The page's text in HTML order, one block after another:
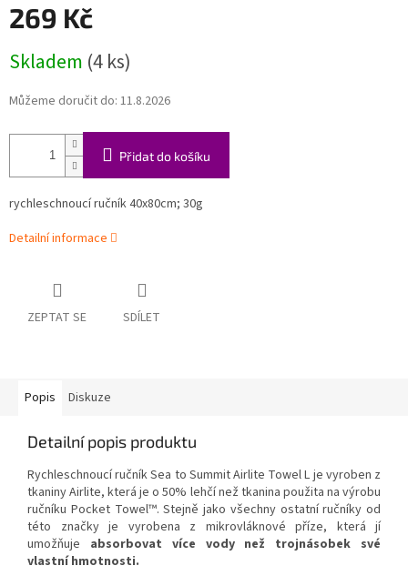
269 Kč
cena:
Skladem (4 ks)
Můžeme doručit do: 11.8.2026
Přidat do košíku
rychleschnoucí ručník40x80cm; 30g
Detailní informace
ZEPTAT SE SDÍLET
Popis Diskuze
Detailní popis produktu
Rychleschnoucí ručníkSea to SummitAirlite Towel L je vyroben z
tkaniny Airlite, která je o 50% lehčí než tkanina použita na výrobu
ručníku Pocket Towel™. Stejně jako všechny ostatní ručníky od
této značky je vyrobena z mikrovláknové příze, která jí
umožňuje
absorbovat více vody než trojnásobek své
vlastní hmotnosti.